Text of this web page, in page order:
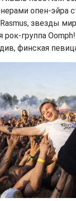
опен-эйра
звезды
группа
финская